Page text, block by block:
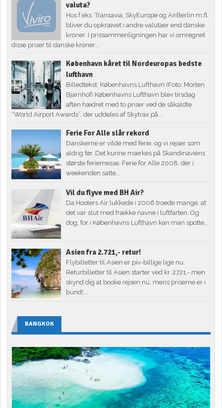
valuta?
Hos f.eks. Transavia, SkyEurope og AirBerlin m.fl.
bliver du opkrævet i andre valutaer end danske
kroner. I prissammenligningen har vi omregnet
disse priser til danske kroner...
København kåret til Nordeuropas bedste
lufthavn
Billedtekst: Københavns Lufthavn (Foto: Morten
Bjarnhof) Københavns Lufthavn blev tirsdag
aften hædret med to priser ved de såkaldte
“World Airport Awards”, der uddeles af Skytrax på...
Ferie For Alle slår rekord
Danskerne er vilde med ferie, og vi rejser som
aldrig før. Det kunne mærkes på Skandinaviens
største feriemesse, Ferie for Alle 2008, der i
weekenden satte...
Vil du flyve med BH Air?
Da Hooters Air lukkede i 2006 troede mange, at
det var slut med frække navne i luftfarten. Og
dog, for i Københavns Lufthavn kan man spotte...
Asien fra 2.721,- retur!
Flybilletter til Asien er piv-billige lige nu.
Returbilletter til Asien starter ved kr. 2721,- men
skynd dig at booke rejsen nu, mens priserne er i
bund!...
BANGKOK